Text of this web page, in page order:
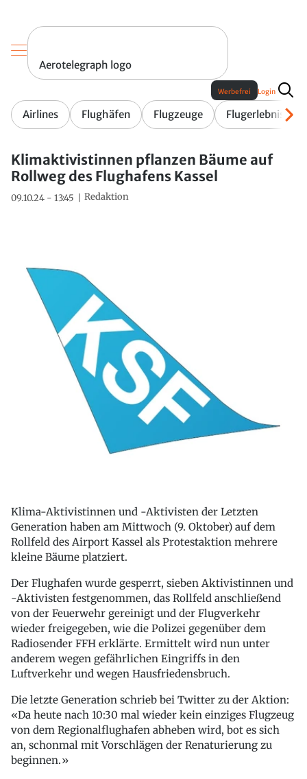
Aerotelegraph logo
Airlines Flughäfen Flugzeuge Flugerlebnis
Werbefrei Login
Klimaktivistinnen pflanzen Bäume auf
Rollweg des Flughafens Kassel
09.10.24 - 13:45 Redaktion
Klima-Aktivistinnen und -Aktivisten der Letzten
Generation haben am Mittwoch (9. Oktober) auf dem
Rollfeld des Airport Kassel als Protestaktion mehrere
kleine Bäume platziert.
Der Flughafen wurde gesperrt, sieben Aktivistinnen und
-Aktivisten festgenommen, das Rollfeld anschließend
von der Feuerwehr gereinigt und der Flugverkehr
wieder freigegeben, wie die Polizei gegenüber dem
Radiosender FFH erklärte. Ermittelt wird nun unter
anderem wegen gefährlichen Eingriffs in den
Luftverkehr und wegen Hausfriedensbruch.
Die letzte Generation schrieb bei Twitter zu der Aktion:
«Da heute nach 10:30 mal wieder kein einziges Flugzeug
von dem Regionalflughafen abheben wird, bot es sich
an, schonmal mit Vorschlägen der Renaturierung zu
beginnen.»